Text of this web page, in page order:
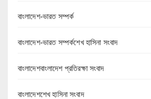
বাংলাদেশ-ভারত সম্পর্ক
বাংলাদেশ-ভারত সম্পর্কশেখ হাসিনা সংবাদ
বাংলাদেশবাংলাদেশ প্রতিরক্ষা সংবাদ
বাংলাদেশশেখ হাসিনা সংবাদ